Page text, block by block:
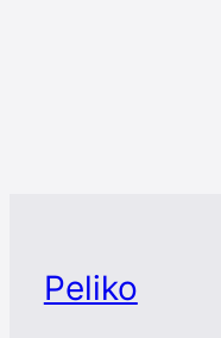
Peliko